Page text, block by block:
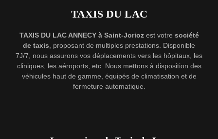
TAXIS DU LAC
TAXIS DU LAC ANNECY à Saint-Joriozest votre société
de taxis , proposant de multiples prestations. Disponible
7J/7, nous assurons vos déplacements vers les hôpitaux, les
cliniques, les aéroports, etc. Nous mettons à disposition des
véhicules haut de gamme, équipés de climatisation et de
fermeture automatique.